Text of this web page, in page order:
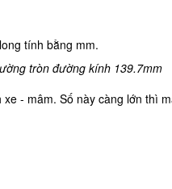
tính bằng mm.
tròn đường kính 139.7mm
- mâm. Số này càng lớn thì